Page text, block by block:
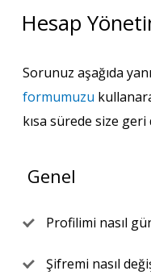
Hesap
Sorunuz aşağıda
formumuzu
kısa sürede size geri
Genel
Profilimi nasıl
Şifremi nasıl